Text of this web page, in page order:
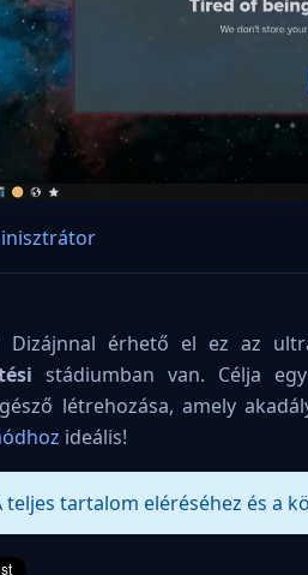
Dizájnnal érhető el ez az
stádiumban van. Célja
létrehozása, amely
ideális!
teljes tartalom eléréséhez és a